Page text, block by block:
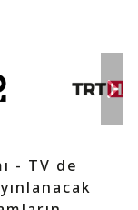
- TV de